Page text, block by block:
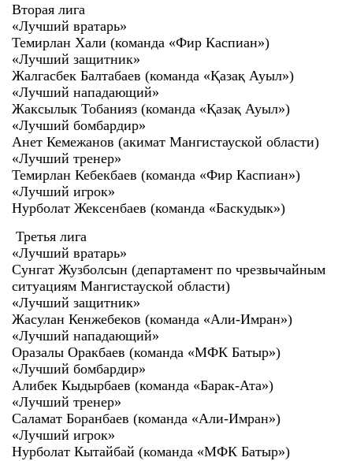
Вторая лига
«Лучший вратарь»
Темирлан Хали (команда «Фир Каспиан»)
«Лучший защитник»
Жалгасбек Балтабаев (команда «Қазақ Ауыл»)
«Лучший нападающий»
Жаксылык Тобанияз (команда «Қазақ Ауыл»)
«Лучший бомбардир»
Анет Кемежанов (акимат Мангистауской области)
«Лучший тренер»
Темирлан Кебекбаев (команда «Фир Каспиан»)
«Лучший игрок»
Нурболат Жексенбаев (команда «Баскудык»)
Третья лига
«Лучший вратарь»
Сунгат Жузболсын (департамент по чрезвычайным
ситуациям Мангистауской области)
«Лучший защитник»
Жасулан Кенжебеков (команда «Али-Имран»)
«Лучший нападающий»
Оразалы Оракбаев (команда «МФК Батыр»)
«Лучший бомбардир»
Алибек Кыдырбаев (команда «Барак-Ата»)
«Лучший тренер»
Саламат Боранбаев (команда «Али-Имран»)
«Лучший игрок»
Нурболат Кытайбай (команда «МФК Батыр»)